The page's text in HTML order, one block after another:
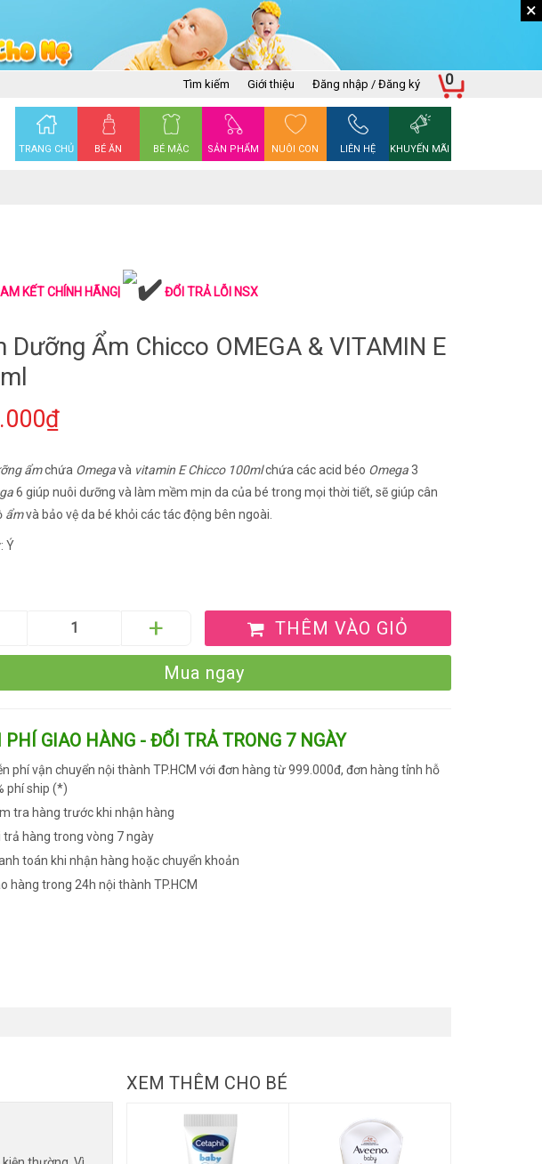
×
Tìm kiếm Giới thiệu Đăng nhập / Đăng ký
TRANG CHỦ BÉ ĂN BÉ MẶC SẢN PHẨM NUÔI CON LIÊN HỆ KHUYẾN MÃI
0
KẾT CHÍNH HÃNG| ĐỔI TRẢ LỖI NSX
Dưỡng Ẩm Chicco OMEGA & VITAMIN E
ẩmchứa Omegavà vitamin E Chicco 100mlchứa các acid béo Omega3
6 giúp nuôi dưỡng và làm mềm mịn da của bé trong mọi thời tiết, sẽ giúp cân
ẩmvà bảo vệ da bé khỏi các tác động bên ngoài.
Ý
THÊM VÀO GIỎ
Mua ngay
PHÍ GIAO HÀNG - ĐỔI TRẢ TRONG 7 NGÀY
phí vận chuyển nội thành TP.HCM với đơn hàng từ 999.000đ, đơn hàng tỉnh hỗ
phí ship (*)
tra hàng trước khi nhận hàng
trả hàng trong vòng 7 ngày
toán khi nhận hàng hoặc chuyển khoản
hàng trong 24h nội thành TP.HCM
XEM THÊM CHO BÉ